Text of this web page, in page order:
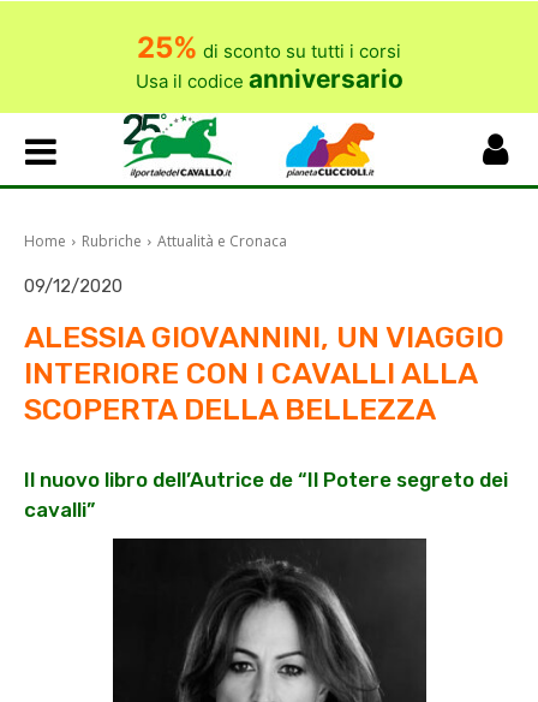
25% di sconto su tutti i corsi
Usa il codice anniversario
Home Rubriche Attualità e Cronaca
09/12/2020
ALESSIA GIOVANNINI, UN VIAGGIO
INTERIORE CON I CAVALLI ALLA
SCOPERTA DELLA BELLEZZA
Il nuovo libro dell’Autrice de “Il Potere segreto dei
cavalli”